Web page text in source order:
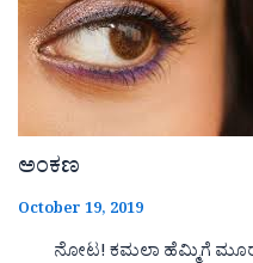
ಅಂಕಣ
October 19, 2019
ನೋಟ! ಕಮಲಾ ಹೆಮ್ಮಿಗೆ